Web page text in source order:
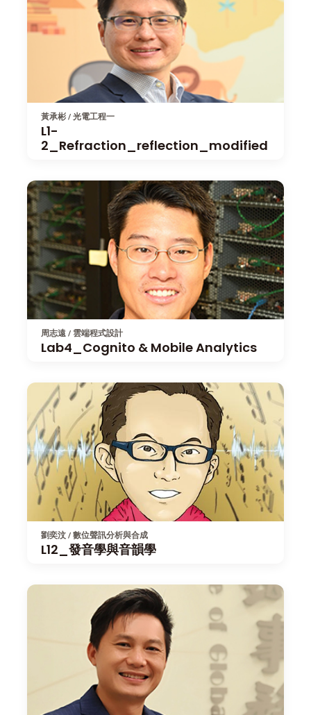
黃承彬 / 光電工程一
L1-
2_Refraction_reflection_modified
周志遠 / 雲端程式設計
Lab4_Cognito & Mobile Analytics
劉奕汶 / 數位聲訊分析與合成
L12_發音學與音韻學